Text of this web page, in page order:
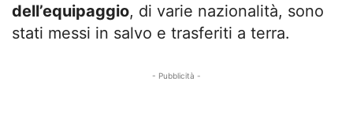
dell’equipaggio, di varie nazionalità, sono
stati messi in salvo e trasferiti a terra.
- Pubblicità -